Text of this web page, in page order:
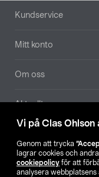
Vi på Clas Ohlson
Genom att trycka
lagrar cookies och
cookiepolicy för att
analysera webbplatsens
Sidfot
Kundservice
Mitt konto
Om oss
Aktuellt